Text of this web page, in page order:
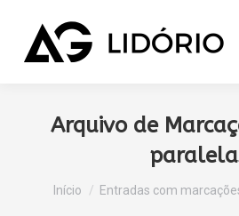
Arquivo de
Você está aqui:
Início Entradas com